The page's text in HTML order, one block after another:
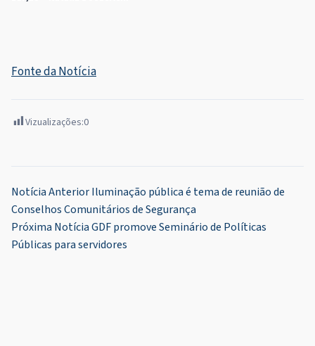
Fonte da Notícia
Vizualizações:0
Navegação
de
Post
Notícia AnteriorIluminação pública é tema de reunião de
Conselhos Comunitários de Segurança
Próxima NotíciaGDF promove Seminário de Políticas
Públicas para servidores